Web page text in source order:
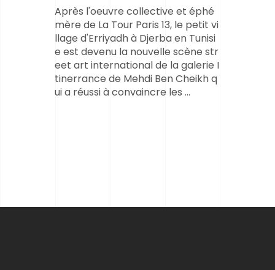
Après l'oeuvre collective et éphé
mère de La Tour Paris 13, le petit vi
llage d'Erriyadh à Djerba en Tunisi
e est devenu la nouvelle scène str
eet art international de la galerie I
tinerrance de Mehdi Ben Cheikh q
ui a réussi à convaincre les